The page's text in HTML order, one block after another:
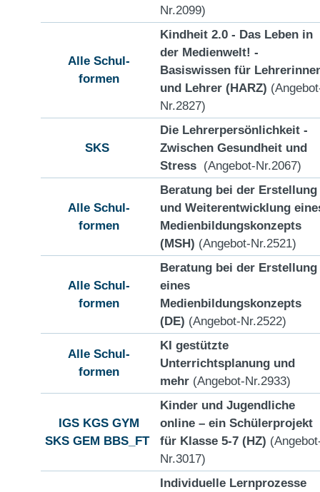
Nr.2099)
Alle Schul-
formen
Kindheit 2.0 - Das Leben in
der Medienwelt! -
Basiswissen für
und Lehrer (HARZ)
Nr.2827)
SKS
Die Lehrerpersönlichkeit -
Zwischen Gesundheit und
Stress (Angebot-Nr.2067)
Alle Schul-
formen
Beratung bei der Erstellung
und Weiterentwicklung
Medienbildungskonzepts
(MSH) (Angebot-Nr.2521)
Alle Schul-
formen
Beratung bei der Erstellung
eines
Medienbildungskonzepts
(DE) (Angebot-Nr.2522)
Alle Schul-
formen
KI gestützte
Unterrichtsplanung und
mehr (Angebot-Nr.2933)
IGS KGS GYM
SKS GEM BBS_FT
Kinder und Jugendliche
online – ein Schülerprojekt
für Klasse 5-7 (HZ)
Nr.3017)
Individuelle Lernprozesse